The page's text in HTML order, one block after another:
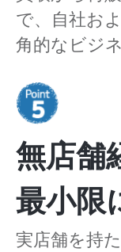
で、自社お
角的なビジ
無店舗
最小限
実店舗を持